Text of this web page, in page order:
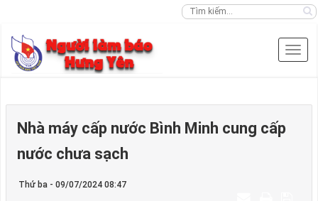
Nhà máy cấp nước Bình Minh cung cấp
nước chưa sạch
Thứ ba - 09/07/2024 08:47